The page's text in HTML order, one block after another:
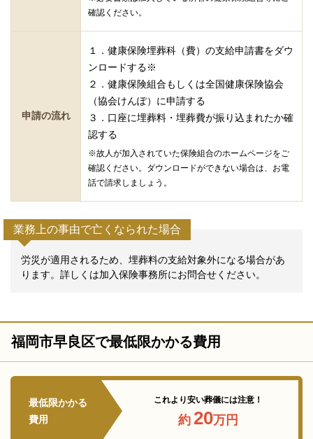
確認ください。
申請の流れ
１．健康保険埋葬科（費）の支給申請書をダウ
ンロードする※
２．健康保険組合もしくは全国健康保険協会
（協会けんぽ）に申請する
３．口座に埋葬料・埋葬費が振り込まれたか確
認する
※故人が加入されていた保険組合のホームページをご
確認ください。ダウンロードができない場合は、お電
話で請求しましょう。
業務上の事由で亡くなられた場合
労災が適用されるため、埋葬料の支給対象外になる場合があ
ります。詳しくは加入保険事務所にお問合せください。
福岡市早良区で最低限かかる費用
最低限かかる
費用
これより安い葬儀には注意！
約 20万円